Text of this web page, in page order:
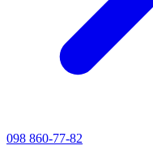
098 860-77-82